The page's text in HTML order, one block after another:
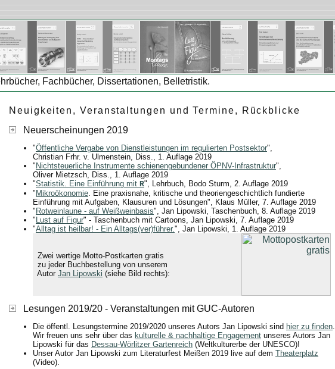
Fachbücher, Dissertationen, Belletristik.
Neuigkeiten, Veranstaltungen und Termine, Rückblicke
Neuerscheinungen 2019
"Öffentliche Vergabe von Dienstleistungen im regulierten Postsektor",
Christian Frhr. v. Ulmenstein, Diss., 1. Auflage 2019
" Nichtsteuerliche Instrumente schienengebundener ÖPNV-Infrastruktur",
Oliver Mietzsch, Diss., 1. Auflage 2019
"Statistik. Eine Einführung mit R", Lehrbuch, Bodo Sturm, 2. Auflage 2019
" Mikroökonomie. Eine praxisnahe, kritische und theoriengeschichtlich fundierte
Einführung mit Aufgaben, Klausuren und Lösungen", Klaus Müller, 7. Auflage 2019
" Rotweinlaune - auf Weißweinbasis", Jan Lipowski, Taschenbuch, 8. Auflage 2019
" Lust auf Figur" - Taschenbuch mit Cartoons, Jan Lipowski, 7. Auflage 2019
"Alltag ist heilbar! - Ein Alltags(ver)führer.", Jan Lipowski, 1. Auflage 2019
Zwei wertige Motto-Postkarten gratis
zu jeder Buchbestellung von unserem
Autor Jan Lipowski (siehe Bild rechts):
Lesungen 2019/20 - Veranstaltungen mit GUC-Autoren
Die öffentl. Lesungstermine 2019/2020 unseres Autors Jan Lipowski sind hier zu finden.
Wir freuen uns sehr über das kulturelle & nachhaltige Engagement unseres Autors Jan
Lipowski für das Dessau-Wörlitzer Gartenreich (Weltkulturerbe der UNESCO)!
Unser Autor Jan Lipowski zum Literaturfest Meißen 2019 live auf dem Theaterplatz
(Video).